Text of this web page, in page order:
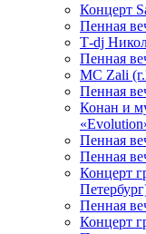
Концерт
Пенная
Т-dj
Пенная
МС Zali
Пенная
Конан и
Пенная
Пенная
Концерт
Пенная
Концерт